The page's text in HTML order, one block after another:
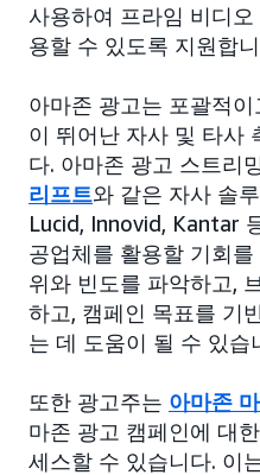
사용하여 프라임 비디
용할 수 있도록 지원합
아마존 광고는 포괄적
이 뛰어난 자사 및 타사
다. 아마존 광고 스트리
리프트와 같은 자사 솔
Lucid, Innovid, Kantar
공업체를 활용할 기회
위와 빈도를 파악하고,
하고, 캠페인 목표를 기
는 데 도움이 될 수 있습
또한 광고주는 아마존
마존 광고 캠페인에 대
세스할 수 있습니다. 이